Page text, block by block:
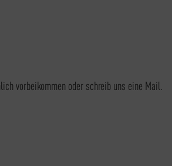
vorbeikommen oder schreib uns eine Mail.